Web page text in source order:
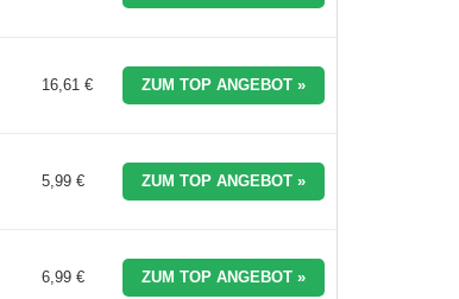
16,61 € ZUM TOP ANGEBOT »
5,99 € ZUM TOP ANGEBOT »
6,99 € ZUM TOP ANGEBOT »